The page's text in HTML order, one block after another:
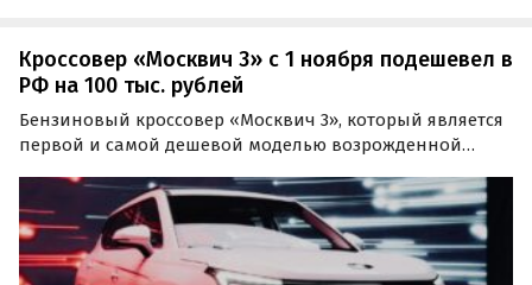
Кроссовер «Москвич 3» с 1 ноября подешевел в
РФ на 100 тыс. рублей
Бензиновый кроссовер «Москвич 3», который является
первой и самой дешевой моделью возрожденной
еще доступнее.